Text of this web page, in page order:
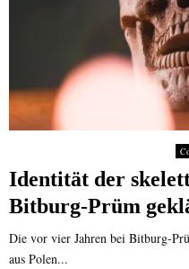
Identität der
Bitburg-Prüm
Die vor vier Jahren bei Bitburg-
aus Polen...